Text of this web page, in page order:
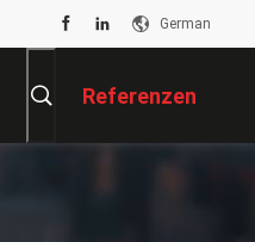
German
Referenzen